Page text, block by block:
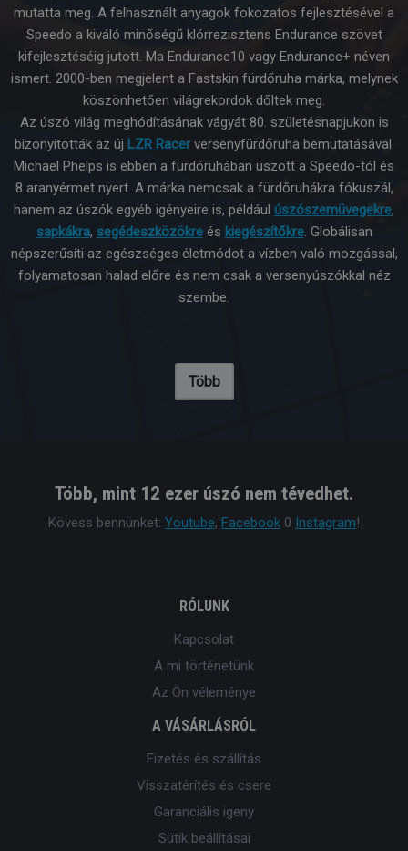
mutatta meg. A felhasznált anyagok fokozatos fejlesztésével a
Speedo a kiváló minőségű klórrezisztens Endurance szövet
kifejlesztéséig jutott. Ma Endurance10 vagy Endurance+ néven
ismert. 2000-ben megjelent a Fastskin fürdőruha márka, melynek
köszönhetően világrekordok dőltek meg.
Az úszó világ meghódításának vágyát 80. születésnapjukon is
bizonyították az új LZR Racerversenyfürdőruha bemutatásával.
Michael Phelps is ebben a fürdőruhában úszott a Speedo-tól és
8 aranyérmet nyert. A márka nemcsak a fürdőruhákra fókuszál,
hanem az úszók egyéb igényeire is, például úszószemüvegekre,
sapkákra, segédeszközökreés kiegészítőkre. Globálisan
népszerűsíti az egészséges életmódot a vízben való mozgással,
folyamatosan halad előre és nem csak a versenyúszókkal néz
szembe.
Több
Több, mint 12 ezer úszó nem tévedhet.
Kövess bennünket: Youtube, Facebook 0 Instagram!
RÓLUNK
Kapcsolat
A mi történetünk
Az Ön véleménye
A VÁSÁRLÁSRÓL
Fizetés és szállítás
Visszatérítés és csere
Garanciális igeny
Sütik beállításai